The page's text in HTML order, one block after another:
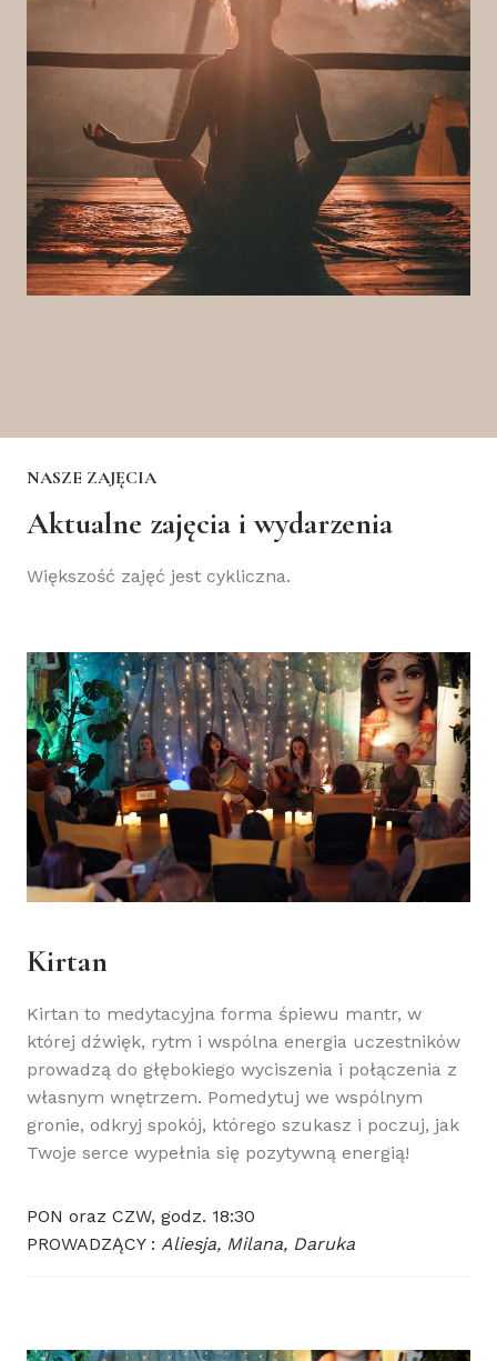
NASZE ZAJĘCIA
Aktualne zajęcia i wydarzenia
Większość zajęć jest cykliczna.
Kirtan
Kirtan to medytacyjna forma śpiewu mantr, w
której dźwięk, rytm i wspólna energia uczestników
prowadzą do głębokiego wyciszenia i połączenia z
własnym wnętrzem. Pomedytuj we wspólnym
gronie, odkryj spokój, którego szukasz i poczuj, jak
Twoje serce wypełnia się pozytywną energią!
PON oraz CZW, godz. 18:30
PROWADZĄCY : Aliesja, Milana, Daruka